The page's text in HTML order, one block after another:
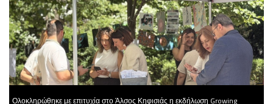
Ολοκληρώθηκε με επιτυχία στο Άλσος Κηφισιάς η εκδήλωση Growing